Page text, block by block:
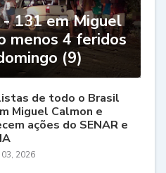
131 em Miguel
menos 4 feridos
(9)
de todo o Brasil
Miguel Calmon e
ações do SENAR e
2026